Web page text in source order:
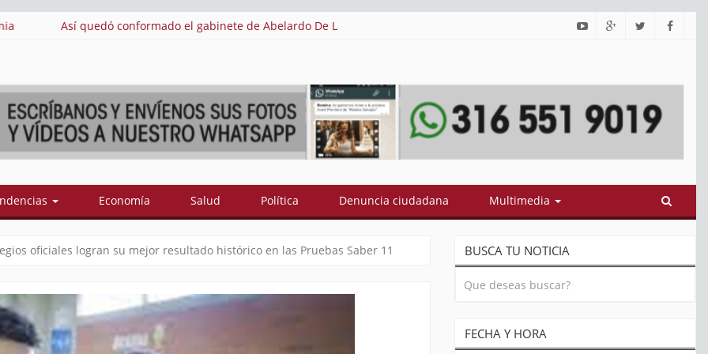
De La Espriella: estos son sus 18 ministros Cuestionan contratos por $3,2 billones adjudicados por gobierno
Economía Salud Política Denuncia ciudadana Multimedia
oficiales logran su mejor resultado histórico en las Pruebas Saber 11 BUSCA TU NOTICIA
FECHA Y HORA